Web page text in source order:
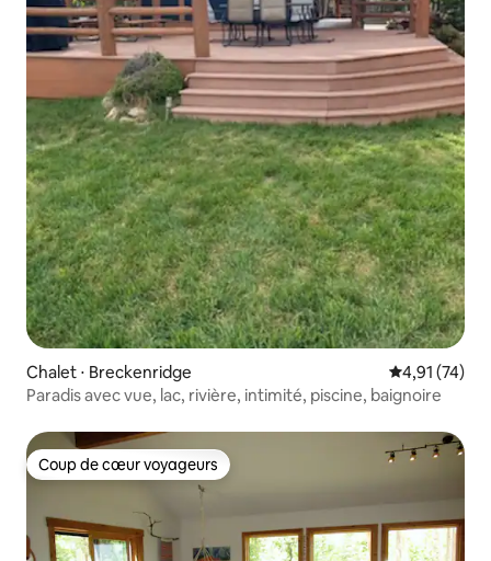
Chalet ⋅ Breckenridge Évaluation
4,91 (74)
Paradis avec vue, lac, rivière, intimité, piscine, baignoire
Coup de cœur voyageurs
Coup de cœur voyageurs